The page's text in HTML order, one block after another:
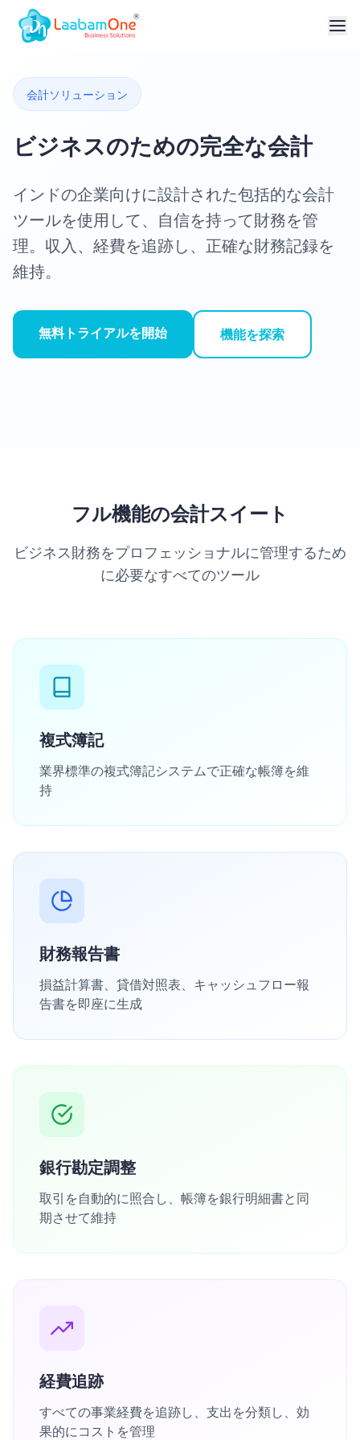
会計ソリューション
ビジネスのための完全な会計
インドの企業向けに設計された包括的な会計
ツールを使用して、自信を持って財務を管
理。収入、経費を追跡し、正確な財務記録を
維持。
無料トライアルを開始 機能を探索
フル機能の会計スイート
ビジネス財務をプロフェッショナルに管理するため
に必要なすべてのツール
複式簿記
業界標準の複式簿記システムで正確な帳簿を維
持
財務報告書
損益計算書、貸借対照表、キャッシュフロー報
告書を即座に生成
銀行勘定調整
取引を自動的に照合し、帳簿を銀行明細書と同
期させて維持
経費追跡
すべての事業経費を追跡し、支出を分類し、効
果的にコストを管理